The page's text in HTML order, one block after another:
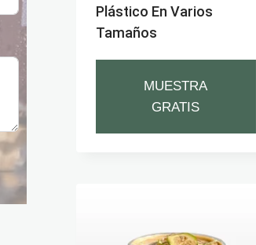
Plástico En Varios
Tamaños
MUESTRA
GRATIS